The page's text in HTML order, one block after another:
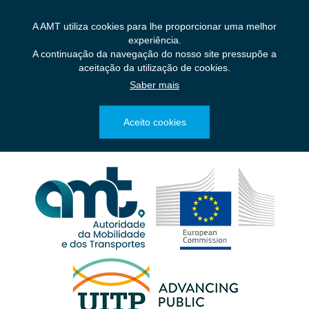
A AMT utiliza cookies para lhe proporcionar uma melhor
experiência.
A continuação da navegação do nosso site pressupõe a
aceitação da utilização de cookies.
Saber mais
Aceito cookies